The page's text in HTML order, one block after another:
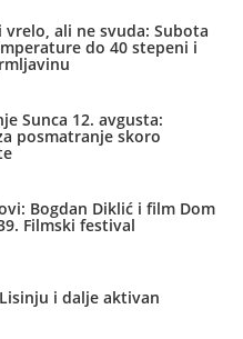
vrelo, ali ne svuda: Subota
do 40 stepeni i
Sunca 12. avgusta:
posmatranje skoro
Bogdan Diklić i film Dom
Filmski festival
i dalje aktivan